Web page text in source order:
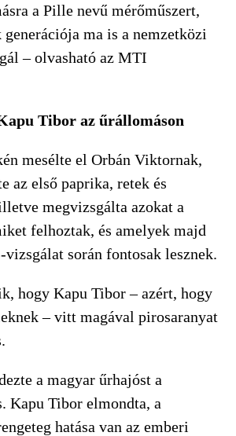
a Pille nevű mérőműszert,
ma is a nemzetközi
– olvasható az MTI
Tibor az űrállomáson
mesélte el Orbán Viktornak,
az első paprika, retek és
megvizsgálta azokat a
felhoztak, és amelyek majd
vizsgálat során fontosak lesznek.
hogy Kapu Tibor – azért, hogy
– vitt magával pirosaranyat
a magyar űrhajóst a
Kapu Tibor elmondta, a
hatása van az emberi